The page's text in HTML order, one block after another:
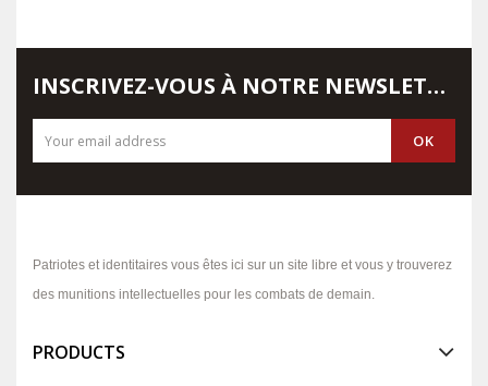
INSCRIVEZ-VOUS À NOTRE NEWSLETTER
Patriotes et identitaires vous êtes ici sur un site libre et vous y trouverez
des munitions intellectuelles pour les combats de demain.
PRODUCTS